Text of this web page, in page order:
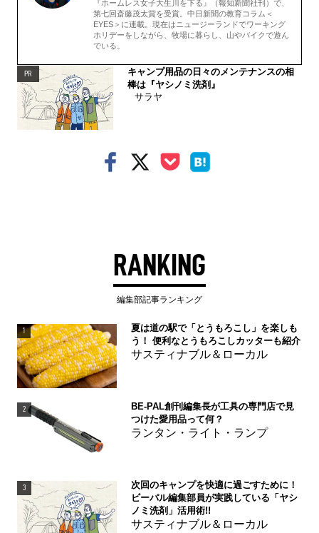
『ホームレス女子大生川を下る』（報知新聞社刊）で、
第七回斎藤茂太賞を受賞。中日新聞の教育コラム＜
EYES＞に連載。現在はニュージーランドでワーキング
ホリデーをしながら、牧場に暮らし、山やバイクで遊ん
でいる。
PR
キャンプ用品の日々のメンテナンスの相
棒は『ヤシノミ洗剤』
サラヤ
RANKING
編集部記事ランキング
1
夏は道の駅で「とうもろこし」を楽しも
う！ 便利なとうもろこしカッターも紹介
サスティナブル＆ローカル
2
BE-PAL創刊編集長が工具の専門店で見
つけた愛用品って何？
ランタン・ライト・ランプ
3
次回のキャンプを快適に過ごすために！
ビーパル編集部員が実践している「ヤシ
ノミ洗剤」活用術!!
サスティナブル＆ローカル